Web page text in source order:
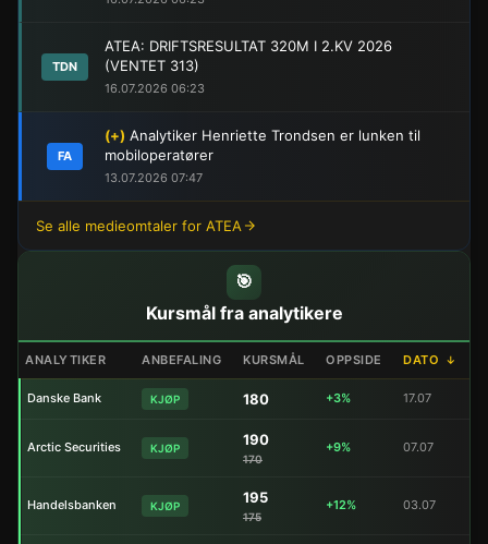
TDN
ATEA: DRIFTSRESULTAT 320M I 2.KV 2026
(VENTET 313)
16.07.2026 06:23
FA
(+) Analytiker Henriette Trondsen er lunken til
mobiloperatører
13.07.2026 07:47
Se alle medieomtaler for ATEA
🎯
Kursmål fra analytikere
ANALYTIKER ANBEFALING KURSMÅL OPPSIDE DATO ↓
Danske Bank KJØP 180 +3% 17.07
Arctic Securities KJØP 190
170
+9% 07.07
Handelsbanken KJØP 195
175
+12% 03.07